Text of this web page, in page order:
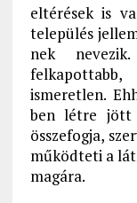
eltérések is
település
nek
ismeretlen.
ben létre jött
összefogja,
működteti a
magára.